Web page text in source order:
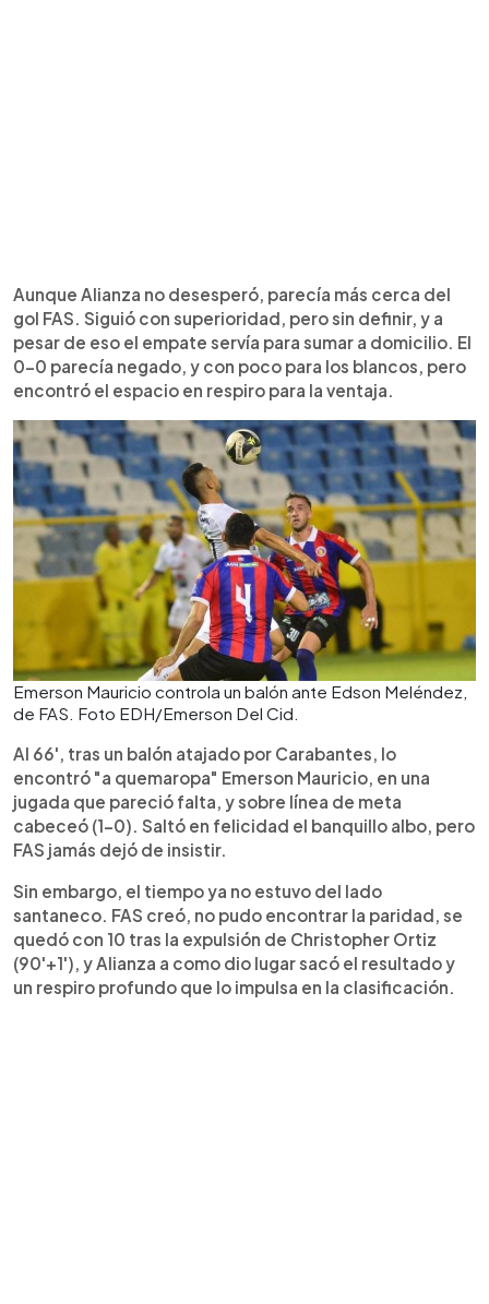
Aunque Alianza no desesperó, parecía más cerca del
gol FAS. Siguió con superioridad, pero sin definir, y a
pesar de eso el empate servía para sumar a domicilio. El
0-0 parecía negado, y con poco para los blancos, pero
encontró el espacio en respiro para la ventaja.
Emerson Mauricio controla un balón ante Edson Meléndez,
de FAS. Foto EDH/Emerson Del Cid.
Al 66', tras un balón atajado por Carabantes, lo
encontró "a quemaropa" Emerson Mauricio, en una
jugada que pareció falta, y sobre línea de meta
cabeceó (1-0). Saltó en felicidad el banquillo albo, pero
FAS jamás dejó de insistir.
Sin embargo, el tiempo ya no estuvo del lado
santaneco. FAS creó, no pudo encontrar la paridad, se
quedó con 10 tras la expulsión de Christopher Ortiz
(90'+1'), y Alianza a como dio lugar sacó el resultado y
un respiro profundo que lo impulsa en la clasificación.